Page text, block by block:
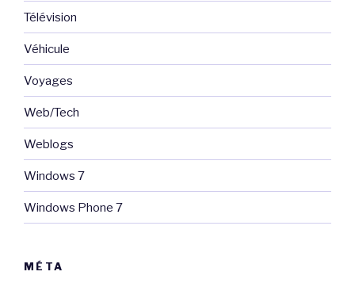
Télévision
Véhicule
Voyages
Web/Tech
Weblogs
Windows 7
Windows Phone 7
MÉTA